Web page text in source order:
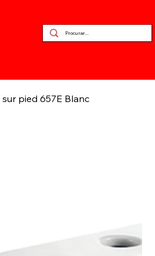
sur pied 657E Blanc